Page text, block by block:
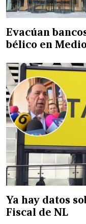
Evacúan
bélico en
Ya hay datos
Fiscal de NL